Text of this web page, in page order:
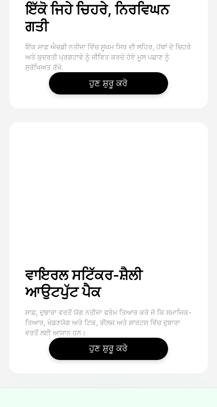
ਇੱਕੋ ਜਿਹੇ ਚਿਹਰੇ, ਨਿਰਵਿਘਨ
ਗਤੀ
ਇੱਕ ਸਾਫ਼ ਐਚਡੀ ਨਤੀਜਾ ਵਿੱਚ ਸੂਖਮ ਸਿਰ ਦੀ ਲਹਿਰ, ਹੱਥਾਂ ਦੇ ਚਿਹਰੇ
ਅਤੇ ਕੁਦਰਤੀ ਪ੍ਰਗਟਾਵੇ ਨੂੰ ਜੀਵਿਤ ਕਰਦੇ ਹੋਏ ਮੂਲ ਪਛਾਣ ਨੂੰ
ਸੁਰੱਖਿਅਤ ਰੱਖੋ.
ਹੁਣ ਸ਼ੁਰੂ ਕਰੋ
ਵਾਇਰਲ ਸਟਿੱਕਰ-ਸ਼ੈਲੀ
ਆਉਟਪੁੱਟ ਪੈਕ
ਸਾਫ਼, ਦੁਬਾਰਾ ਵਰਤੋਂ ਯੋਗ ਨਤੀਜਾ ਫਰੇਮ ਤਿਆਰ ਕਰੋ ਜੋ ਕਿ ਸਮਾਜਿਕ-
ਤਿਆਰ, ਖੇਡਣਯੋਗ ਅਤੇ ਟਿਕ, ਰੀਲਜ਼ ਅਤੇ ਸ਼ਾਰਟਸ ਵਿੱਚ ਦੁਬਾਰਾ
ਵਰਤੋਂ ਲਈ ਆਸਾਨ ਹਨ।
ਹੁਣ ਸ਼ੁਰੂ ਕਰੋ